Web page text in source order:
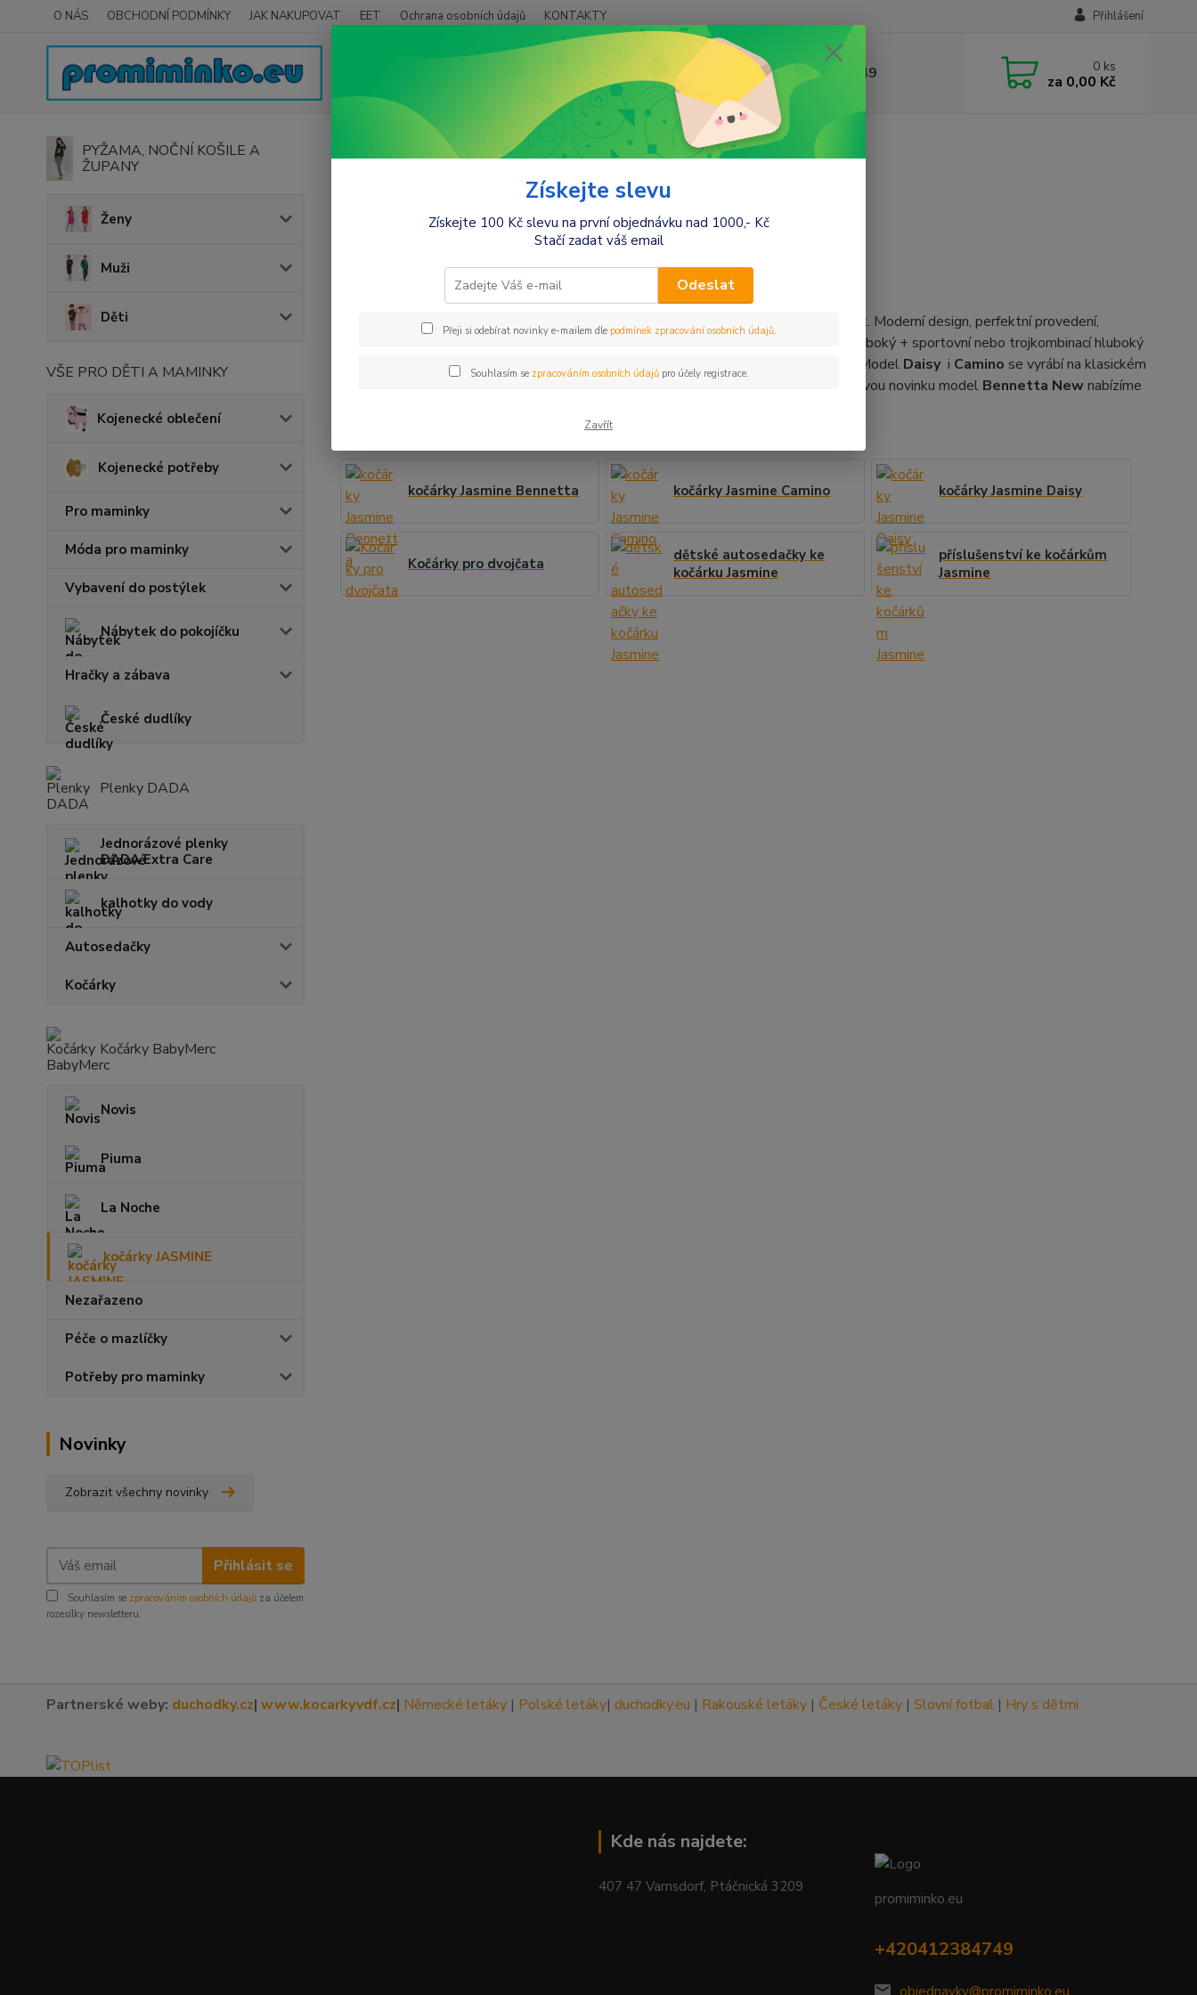
O NÁS OBCHODNÍ PODMÍNKY JAK NAKUPOVAT EET Ochrana osobních údajů KONTAKTY Přihlášení
+420412384749 0 ks
za 0,00 Kč
PYŽAMA, NOČNÍ KOŠILE A
ŽUPANY
Ženy
Muži
Děti
VŠE PRO DĚTI A MAMINKY
Kojenecké oblečení
Kojenecké potřeby
Pro maminky
Móda pro maminky
Vybavení do postýlek
Nábytek do pokojíčku
Hračky a zábava
České dudlíky
Plenky DADA
Jednorázové plenky
DADA Extra Care
kalhotky do vody
Autosedačky
Kočárky
Kočárky BabyMerc
Novis
Piuma
La Noche
kočárky JASMINE
Nezařazeno
Péče o mazlíčky
Potřeby pro maminky
Novinky
Zobrazit všechny novinky
Přihlásit se
Souhlasím se zpracováním osobních údajů za účelem
rozesílky newsletteru.
kočárky JASMINE
kočárky JASMINE
kočárky JASMINE
Kočárky Jasmine
Kopřivnické značky Jasmine
splňují požadavky náročných maminek i miminek. Moderní design, perfektní provedení,
komfort a pohodlí je zde samozřejmostí. Na výběr máte 45 variant dvojkombinací hluboký + sportovní nebo trojkombinací hluboký
+ sportovní+ autosedačka a k tomu 8 barevných variat autosedačky od 0 do 13 kg. Model Daisyi Camino se vyrábí na klasickém
podvozku se 14" kola nebo na podvozku Soft s 12" koly a s otočnými 10" koly . Žhavou novinku model Bennetta Newnabízíme
kočárky Jasmine Bennetta kočárky Jasmine Camino kočárky Jasmine Daisy
Kočárky pro dvojčata
dětské autosedačky ke
kočárku Jasmine
příslušenství ke kočárkům
Jasmine
Partnerské weby: duchodky.cz| www.kocarkyvdf.cz| Německé letáky | Polské letáky| duchodky.eu | Rakouské letáky | České letáky | Slovní fotbal | Hry s dětmi
Kde nás najdete:
407 47 Varnsdorf, Ptáčnická 3209
promiminko.eu
+420412384749
Získejte slevu
Získejte 100 Kč slevu na první objednávku nad 1000,- Kč
Stačí zadat váš email
Odeslat
Přeji si odebírat novinky e-mailem dle podmínek zpracování osobních údajů.
Souhlasím se zpracováním osobních údajůpro účely registrace.
Zavřít